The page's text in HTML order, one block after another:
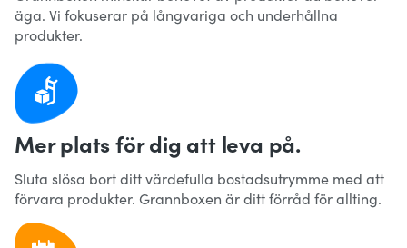
äga. Vi fokuserar på långvariga och underhållna
produkter.
Mer plats för dig att leva på.
Sluta slösa bort ditt värdefulla bostadsutrymme med att
förvara produkter. Grannboxen är ditt förråd för allting.